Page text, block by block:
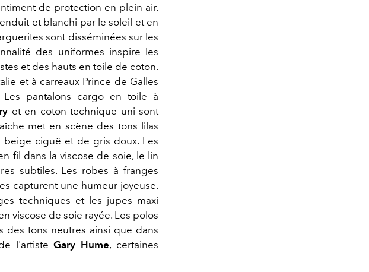
de protection en plein air.
et blanchi par le soleil et en
sont disséminées sur les
des uniformes inspire les
et des hauts en toile de coton.
et à carreaux Prince de Galles
Les pantalons cargo en toile à
et en coton technique uni sont
met en scène des tons lilas
ciguë et de gris doux. Les
fil dans la viscose de soie, le lin
subtiles. Les robes à franges
capturent une humeur joyeuse.
techniques et les jupes maxi
viscose de soie rayée. Les polos
des tons neutres ainsi que dans
l'artisteGary Hume, certaines